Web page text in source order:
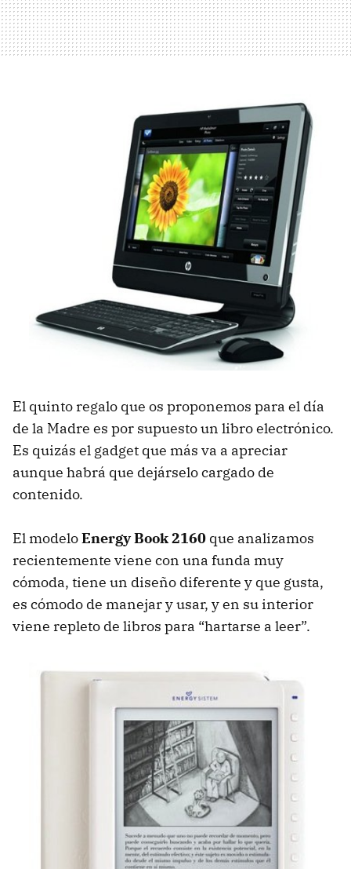
El quinto regalo que os proponemos para el día
de la Madre es por supuesto un libro electrónico.
Es quizás el gadget que más va a apreciar
aunque habrá que dejárselo cargado de
contenido.
El modeloEnergy Book 2160 que analizamos
recientemente viene con una funda muy
cómoda, tiene un diseño diferente y que gusta,
es cómodo de manejar y usar, y en su interior
viene repleto de libros para “hartarse a leer”.